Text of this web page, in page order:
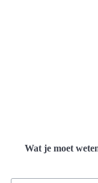
Wat je moet